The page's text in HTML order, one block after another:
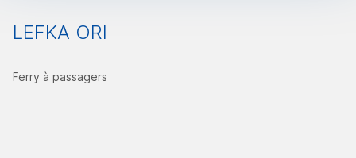
LEFKA ORI
Ferry à passagers